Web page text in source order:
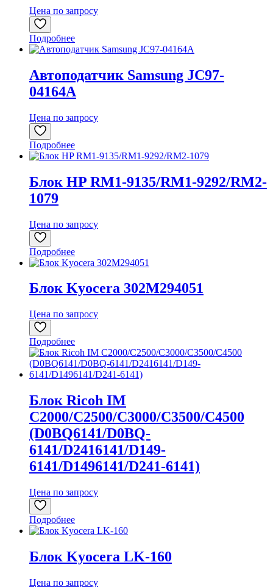
Цена по запросу
Подробнее
Автоподатчик Samsung JC97-
04164A
Цена по запросу
Подробнее
Блок HP RM1-9135/RM1-9292/RM2-
1079
Цена по запросу
Подробнее
Блок Kyocera 302M294051
Цена по запросу
Подробнее
Блок Ricoh IM
C2000/C2500/C3000/C3500/C4500
(D0BQ6141/D0BQ-
6141/D2416141/D149-
6141/D1496141/D241-6141)
Цена по запросу
Подробнее
Блок Kyocera LK-160
Цена по запросу